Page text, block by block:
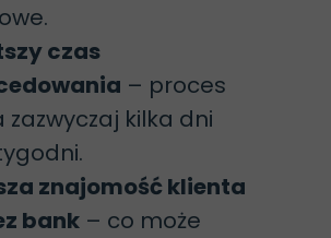
czas
– proces
zazwyczaj kilka dni
znajomość klienta
bank – co może